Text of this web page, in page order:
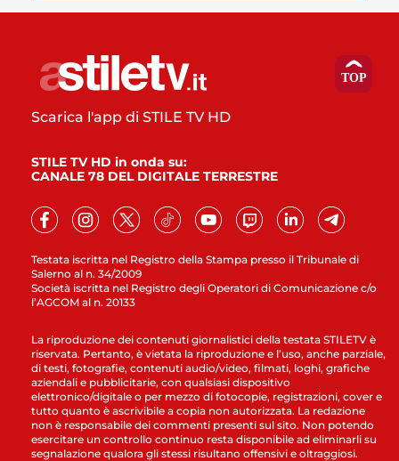
Testata iscritta nel Registro della Stampa presso il Tribunale di
Salerno al n. 34/2009
Società iscritta nel Registro degli Operatori di Comunicazione c/o
l’AGCOM al n. 20133
Scarica l'app di STILE TV HD
STILE TV HD in onda su:
CANALE 78 DEL DIGITALE TERRESTRE
La riproduzione dei contenuti giornalistici della testata STILETV è
riservata. Pertanto, è vietata la riproduzione e l’uso, anche parziale,
di testi, fotografie, contenuti audio/video, filmati, loghi, grafiche
aziendali e pubblicitarie, con qualsiasi dispositivo
elettronico/digitale o per mezzo di fotocopie, registrazioni, cover e
tutto quanto è ascrivibile a copia non autorizzata. La redazione
non è responsabile dei commenti presenti sul sito. Non potendo
esercitare un controllo continuo resta disponibile ad eliminarli su
segnalazione qualora gli stessi risultano offensivi e oltraggiosi.